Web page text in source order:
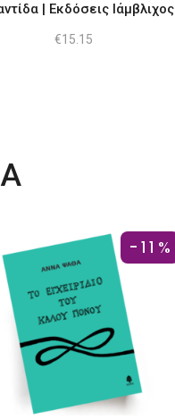
| Εκδόσεις Ιάμβλιχος
€15.15
-11%